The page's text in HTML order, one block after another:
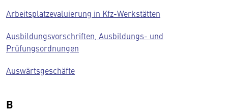
Arbeitsplatzevaluierung in Kfz-Werkstätten
Ausbildungsvorschriften, Ausbildungs- und
Prüfungsordnungen
Auswärtsgeschäfte
B